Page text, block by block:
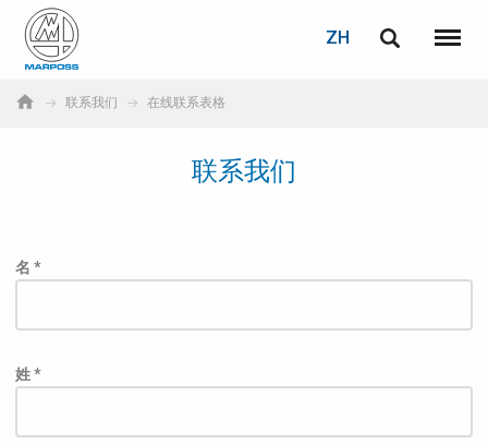
S.p.A.
ZH
菜单
联系我们 在线联系表格
联系我们
名 *
姓 *
Deutsch
Italiano
登录